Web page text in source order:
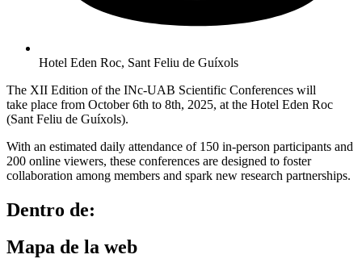
Hotel Eden Roc, Sant Feliu de Guíxols
The XII Edition of the INc-UAB Scientific Conferences will
take place from October 6th to 8th, 2025, at the Hotel Eden Roc
(Sant Feliu de Guíxols).
With an estimated daily attendance of 150 in-person participants and
200 online viewers, these conferences are designed to foster
collaboration among members and spark new research partnerships.
Dentro de:
Mapa de la web